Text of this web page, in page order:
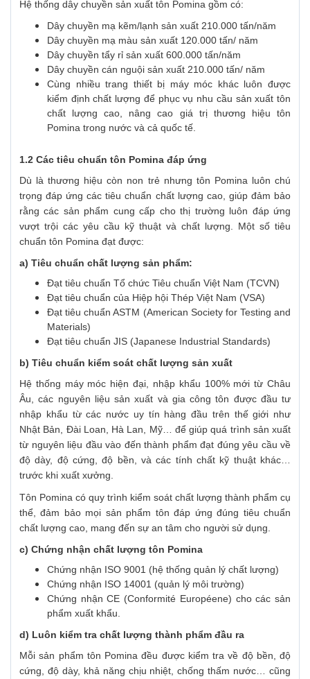
Hệ thống dây chuyền sản xuất tôn Pomina gồm có:
Dây chuyền mạ kẽm/lạnh sản xuất 210.000 tấn/năm
Dây chuyền mạ màu sản xuất 120.000 tấn/ năm
Dây chuyền tẩy rỉ sản xuất 600.000 tấn/năm
Dây chuyền cán nguội sản xuất 210.000 tấn/ năm
Cùng nhiều trang thiết bị máy móc khác luôn được
kiểm định chất lượng để phục vụ nhu cầu sản xuất tôn
chất lượng cao, nâng cao giá trị thương hiệu tôn
Pomina trong nước và cả quốc tế.
1.2 Các tiêu chuẩn tôn Pomina đáp ứng
Dù là thương hiệu còn non trẻ nhưng tôn Pomina luôn chú
trọng đáp ứng các tiêu chuẩn chất lượng cao, giúp đảm bảo
rằng các sản phẩm cung cấp cho thị trường luôn đáp ứng
vượt trội các yêu cầu kỹ thuật và chất lượng. Một số tiêu
chuẩn tôn Pomina đạt được:
a) Tiêu chuẩn chất lượng sản phẩm:
Đạt tiêu chuẩn Tổ chức Tiêu chuẩn Việt Nam (TCVN)
Đạt tiêu chuẩn của Hiệp hội Thép Việt Nam (VSA)
Đạt tiêu chuẩn ASTM (American Society for Testing and
Materials)
Đạt tiêu chuẩn JIS (Japanese Industrial Standards)
b) Tiêu chuẩn kiểm soát chất lượng sản xuất
Hệ thống máy móc hiện đại, nhập khẩu 100% mới từ Châu
Âu, các nguyên liệu sản xuất và gia công tôn được đầu tư
nhập khẩu từ các nước uy tín hàng đầu trên thế giới như
Nhật Bản, Đài Loan, Hà Lan, Mỹ… để giúp quá trình sản xuất
từ nguyên liệu đầu vào đến thành phẩm đạt đúng yêu cầu về
độ dày, độ cứng, độ bền, và các tính chất kỹ thuật khác…
trước khi xuất xưởng.
Tôn Pomina có quy trình kiểm soát chất lượng thành phẩm cụ
thể, đảm bảo mọi sản phẩm tôn đáp ứng đúng tiêu chuẩn
chất lượng cao, mang đến sự an tâm cho người sử dụng.
c) Chứng nhận chất lượng tôn Pomina
Chứng nhận ISO 9001 (hệ thống quản lý chất lượng)
Chứng nhận ISO 14001 (quản lý môi trường)
Chứng nhận CE (Conformité Européene) cho các sản
phẩm xuất khẩu.
d) Luôn kiểm tra chất lượng thành phẩm đầu ra
Mỗi sản phẩm tôn Pomina đều được kiểm tra về độ bền, độ
cứng, độ dày, khả năng chịu nhiệt, chống thấm nước… cũng